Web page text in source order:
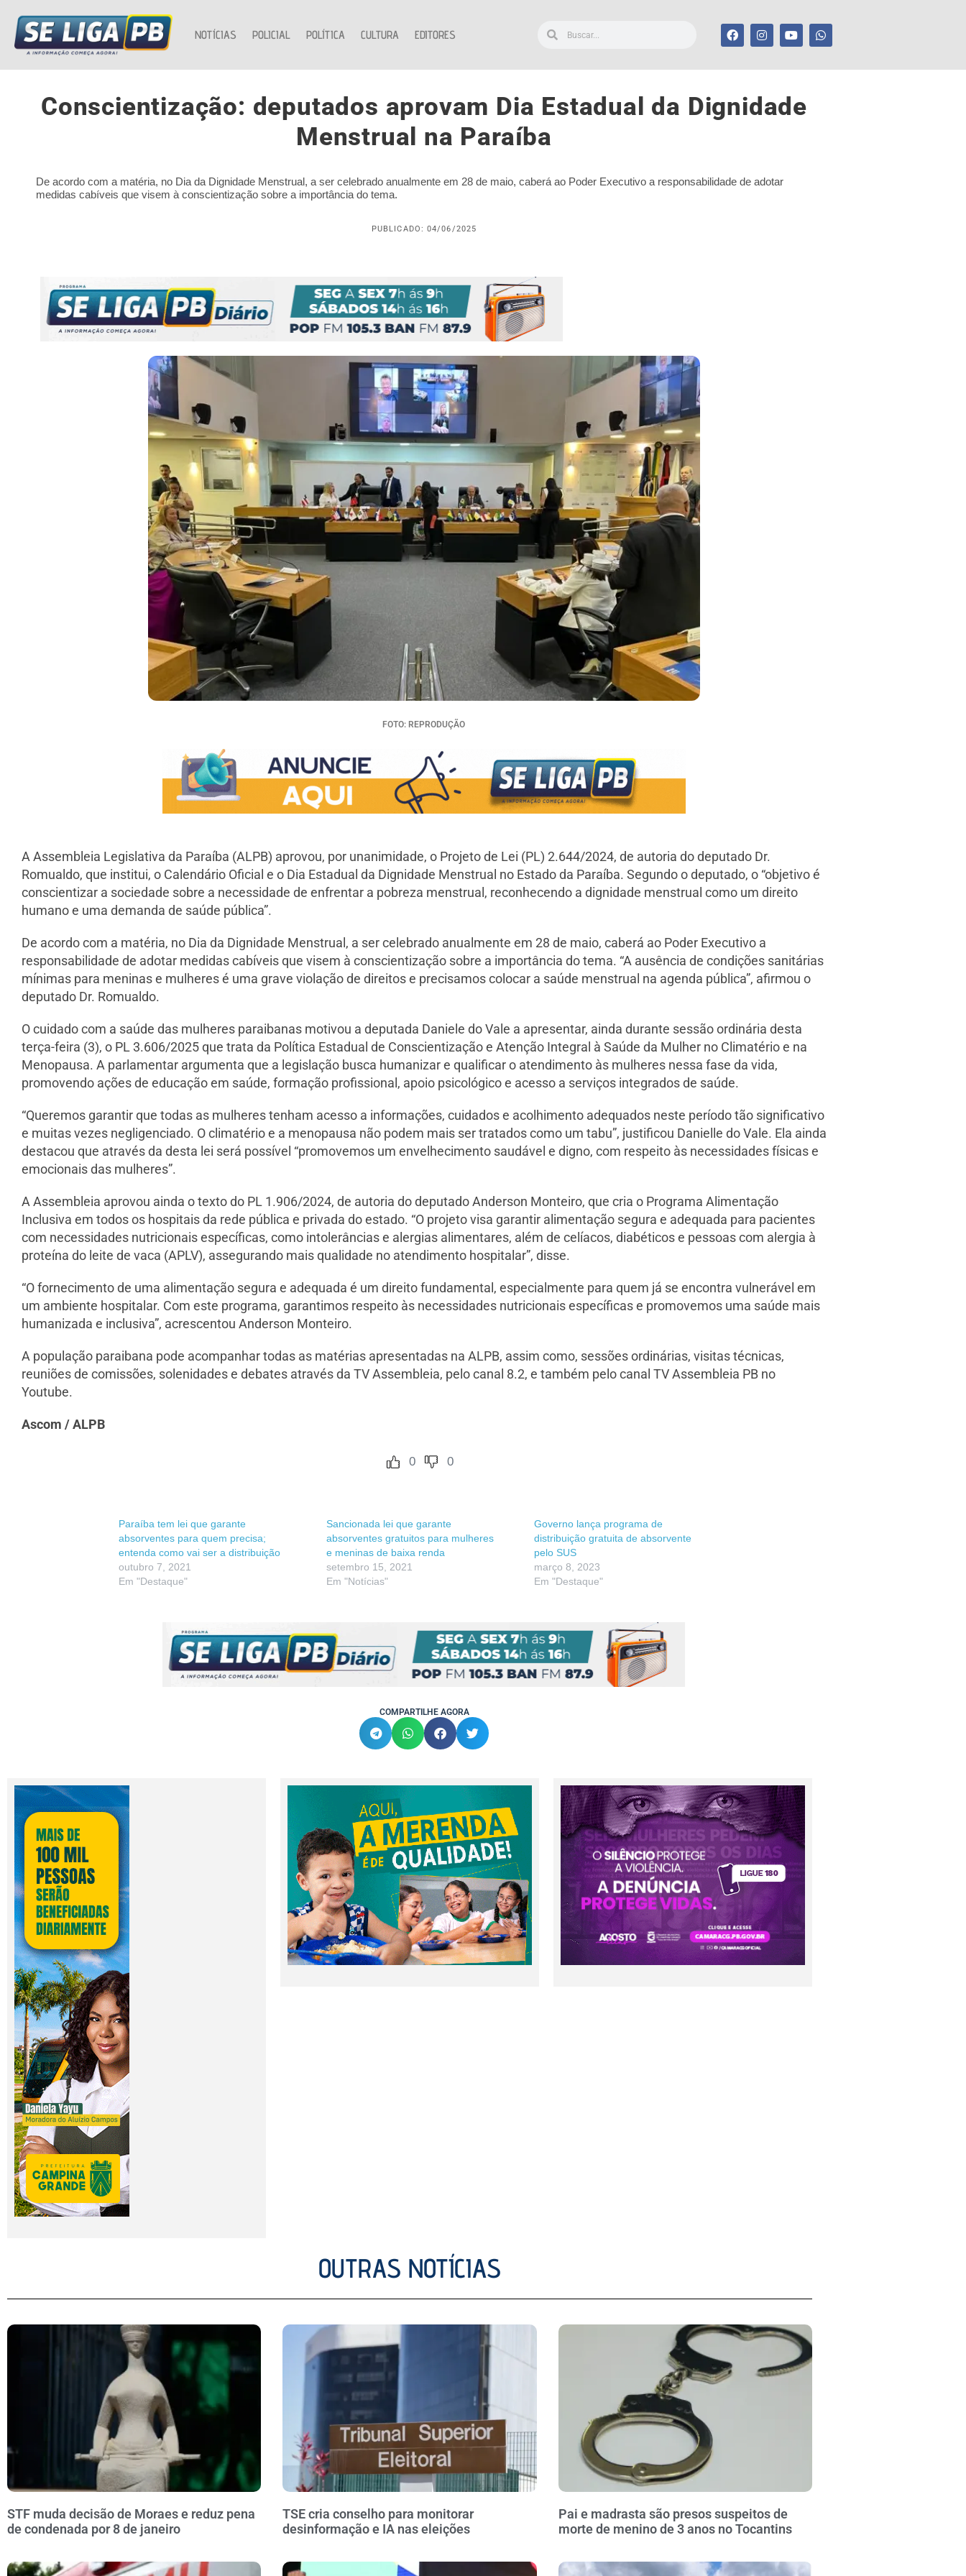
NOTÍCIAS POLICIAL POLÍTICA CULTURA EDITORES
Conscientização: deputados aprovam Dia Estadual da Dignidade
Menstrual na Paraíba
De acordo com a matéria, no Dia da Dignidade Menstrual, a ser celebrado anualmente em 28 de maio, caberá ao Poder Executivo a responsabilidade de adotar
medidas cabíveis que visem à conscientização sobre a importância do tema.
PUBLICADO: 04/06/2025
FOTO: REPRODUÇÃO
A Assembleia Legislativa da Paraíba (ALPB) aprovou, por unanimidade, o Projeto de Lei (PL) 2.644/2024, de autoria do deputado Dr.
Romualdo, que institui, o Calendário Oficial e o Dia Estadual da Dignidade Menstrual no Estado da Paraíba. Segundo o deputado, o “objetivo é
conscientizar a sociedade sobre a necessidade de enfrentar a pobreza menstrual, reconhecendo a dignidade menstrual como um direito
humano e uma demanda de saúde pública”.
De acordo com a matéria, no Dia da Dignidade Menstrual, a ser celebrado anualmente em 28 de maio, caberá ao Poder Executivo a
responsabilidade de adotar medidas cabíveis que visem à conscientização sobre a importância do tema. “A ausência de condições sanitárias
mínimas para meninas e mulheres é uma grave violação de direitos e precisamos colocar a saúde menstrual na agenda pública”, afirmou o
deputado Dr. Romualdo.
O cuidado com a saúde das mulheres paraibanas motivou a deputada Daniele do Vale a apresentar, ainda durante sessão ordinária desta
terça-feira (3), o PL 3.606/2025 que trata da Política Estadual de Conscientização e Atenção Integral à Saúde da Mulher no Climatério e na
Menopausa. A parlamentar argumenta que a legislação busca humanizar e qualificar o atendimento às mulheres nessa fase da vida,
promovendo ações de educação em saúde, formação profissional, apoio psicológico e acesso a serviços integrados de saúde.
“Queremos garantir que todas as mulheres tenham acesso a informações, cuidados e acolhimento adequados neste período tão significativo
e muitas vezes negligenciado. O climatério e a menopausa não podem mais ser tratados como um tabu”, justificou Danielle do Vale. Ela ainda
destacou que através da desta lei será possível “promovemos um envelhecimento saudável e digno, com respeito às necessidades físicas e
emocionais das mulheres”.
A Assembleia aprovou ainda o texto do PL 1.906/2024, de autoria do deputado Anderson Monteiro, que cria o Programa Alimentação
Inclusiva em todos os hospitais da rede pública e privada do estado. “O projeto visa garantir alimentação segura e adequada para pacientes
com necessidades nutricionais específicas, como intolerâncias e alergias alimentares, além de celíacos, diabéticos e pessoas com alergia à
proteína do leite de vaca (APLV), assegurando mais qualidade no atendimento hospitalar”, disse.
“O fornecimento de uma alimentação segura e adequada é um direito fundamental, especialmente para quem já se encontra vulnerável em
um ambiente hospitalar. Com este programa, garantimos respeito às necessidades nutricionais específicas e promovemos uma saúde mais
humanizada e inclusiva”, acrescentou Anderson Monteiro.
A população paraibana pode acompanhar todas as matérias apresentadas na ALPB, assim como, sessões ordinárias, visitas técnicas,
reuniões de comissões, solenidades e debates através da TV Assembleia, pelo canal 8.2, e também pelo canal TV Assembleia PB no
Youtube.
Ascom / ALPB
0 0
Paraíba tem lei que garante
absorventes para quem precisa;
entenda como vai ser a distribuição
outubro 7, 2021
Em "Destaque"
Sancionada lei que garante
absorventes gratuitos para mulheres
e meninas de baixa renda
setembro 15, 2021
Em "Notícias"
Governo lança programa de
distribuição gratuita de absorvente
pelo SUS
março 8, 2023
Em "Destaque"
COMPARTILHE AGORA
OUTRAS NOTÍCIAS
STF muda decisão de Moraes e reduz pena
de condenada por 8 de janeiro
TSE cria conselho para monitorar
desinformação e IA nas eleições
Pai e madrasta são presos suspeitos de
morte de menino de 3 anos no Tocantins